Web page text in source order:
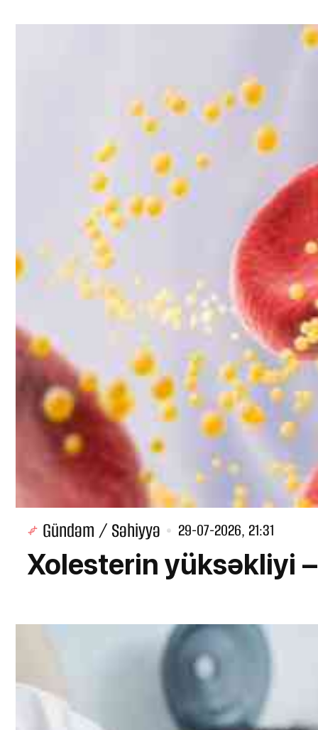
Gündəm / Səhiyyə 29-07-2026, 21:31
Xolesterin yüksəkliyi